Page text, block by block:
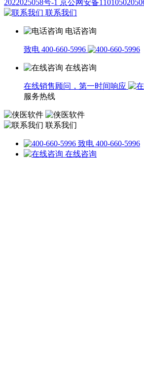
2022025058号-1 京公网安备
联系我们
电话咨询
致电 400-660-5996
在线咨询
在线销售顾问，第一时间响应
服务热线
联系我们
致电 400-660-5996
在线咨询